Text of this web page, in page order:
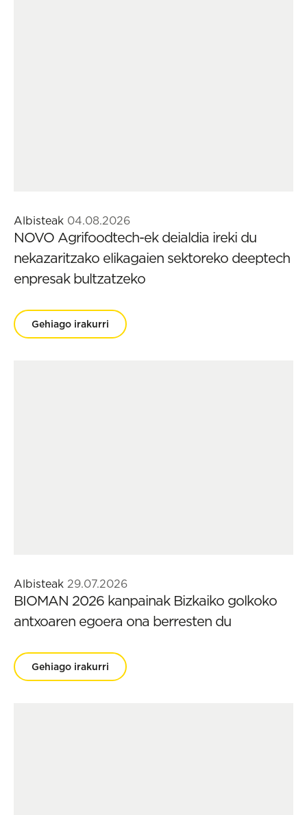
Albisteak 04.08.2026
NOVO Agrifoodtech-ek deialdia ireki du
nekazaritzako elikagaien sektoreko deeptech
enpresak bultzatzeko
Gehiago irakurri
Albisteak 29.07.2026
BIOMAN 2026 kanpainak Bizkaiko golkoko
antxoaren egoera ona berresten du
Gehiago irakurri